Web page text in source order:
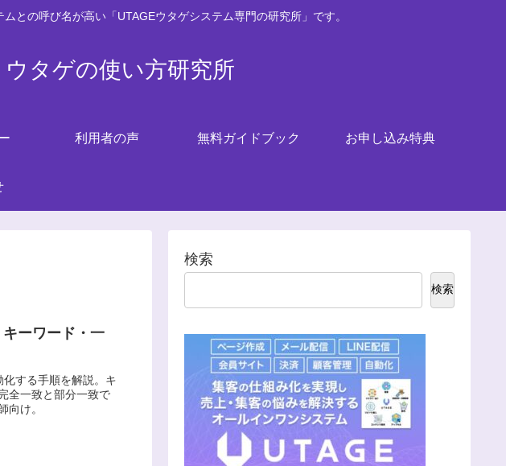
との呼び名が高い「UTAGEウタゲシステム専門の研究所」です。
タゲの使い方研究所
利用者の声 無料ガイドブック お申し込み特典
ーワード・一
する手順を解説。キ
全一致と部分一致で
向け。
検索
検索